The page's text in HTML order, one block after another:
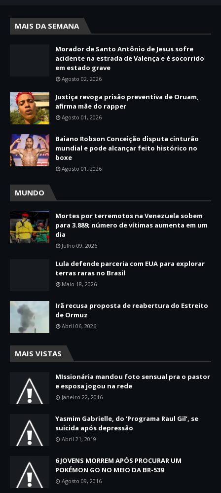
MAIS DA SEMANA
Morador de Santo Antônio de Jesus sofre
acidente na estrada de Valença e é socorrido
em estado grave
Agosto 02, 2026
Justiça revoga prisão preventiva de Oruam,
afirma mãe do rapper
Agosto 01, 2026
Baiano Robson Conceição disputa cinturão
mundial e pode alcançar feito histórico no
boxe
Agosto 01, 2026
MUNDO
Mortes por terremotos na Venezuela sobem
para 3.889; número de vítimas aumenta em um
dia
Julho 09, 2026
Lula defende parceria com EUA para explorar
terras raras no Brasil
Maio 18, 2026
Irã recusa proposta de reabertura do Estreito
de Ormuz
Abril 06, 2026
MAIS VISTAS
MIssionária mandou foto sensual pra o pastor
e esposa jogou na rede
Janeiro 22, 2016
Yasmim Gabrielle, do ‘Programa Raul Gil’, se
suicida após depressão
Abril 21, 2019
6 JOVENS MORREM APÓS PROCURAR UM
POKÉMON GO NO MEIO DA BR-539
Agosto 09, 2016